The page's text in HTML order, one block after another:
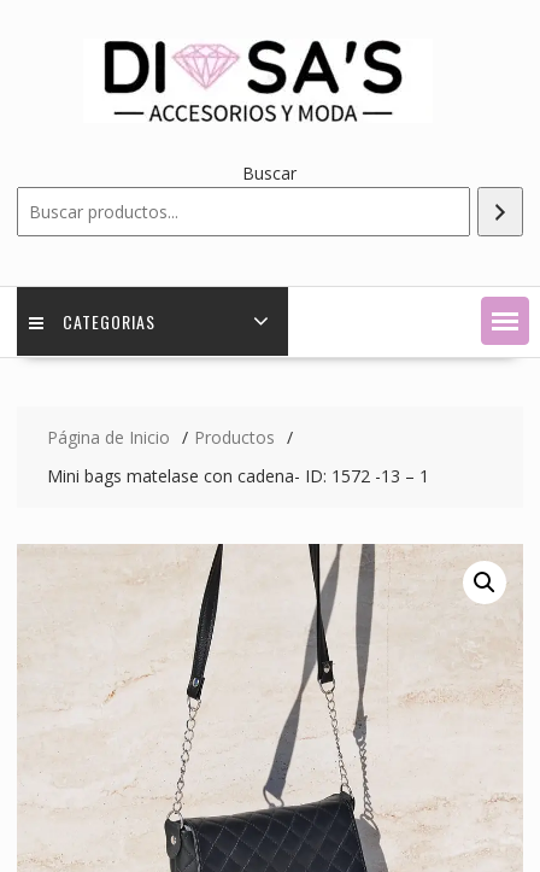
Buscar
CATEGORIAS
Página de Inicio
Productos
Mini bags matelase con cadena- ID: 1572 -13 – 1